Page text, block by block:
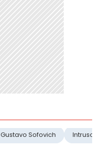
Gustavo Sofovich Intrusos